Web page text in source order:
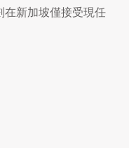
在新加坡僅接受現任